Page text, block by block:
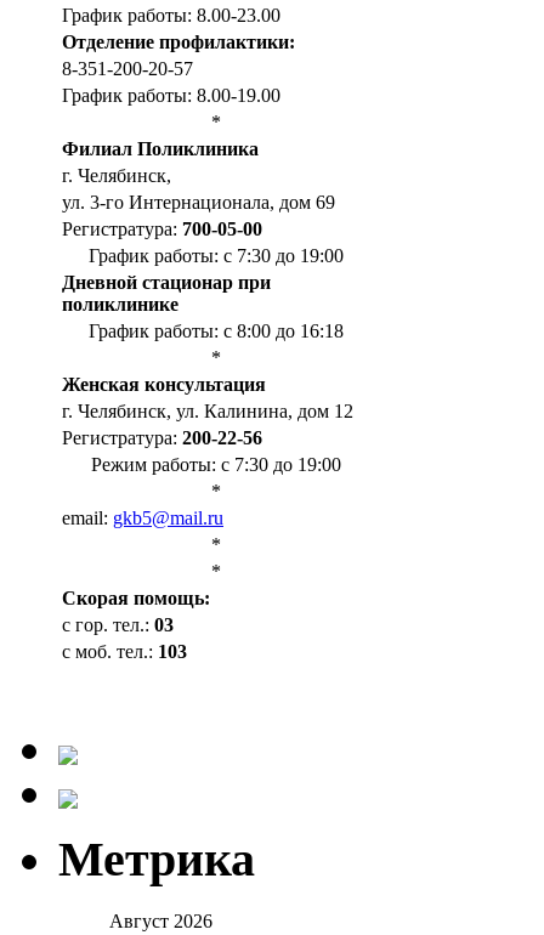
График работы: 8.00-23.00
Отделение профилактики:
8-351-200-20-57
График работы: 8.00-19.00
*
Филиал Поликлиника
г. Челябинск,
ул. 3-го Интернационала, дом 69
Регистратура: 700-05-00
График работы: с 7:30 до 19:00
Дневной стационар при
поликлинике
График работы: с 8:00 до 16:18
*
Женская консультация
г. Челябинск, ул. Калинина, дом 12
Регистратура: 200-22-56
Режим работы: с 7:30 до 19:00
*
email: gkb5@mail.ru
*
*
Cкорая помощь:
с гор. тел.: 03
с моб. тел.: 103
Метрика
Август 2026